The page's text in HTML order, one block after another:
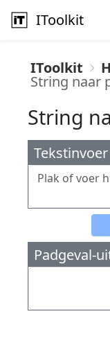
IToolkit
IToolkit
String naar
String
Tekstinvoer
Padgeval-